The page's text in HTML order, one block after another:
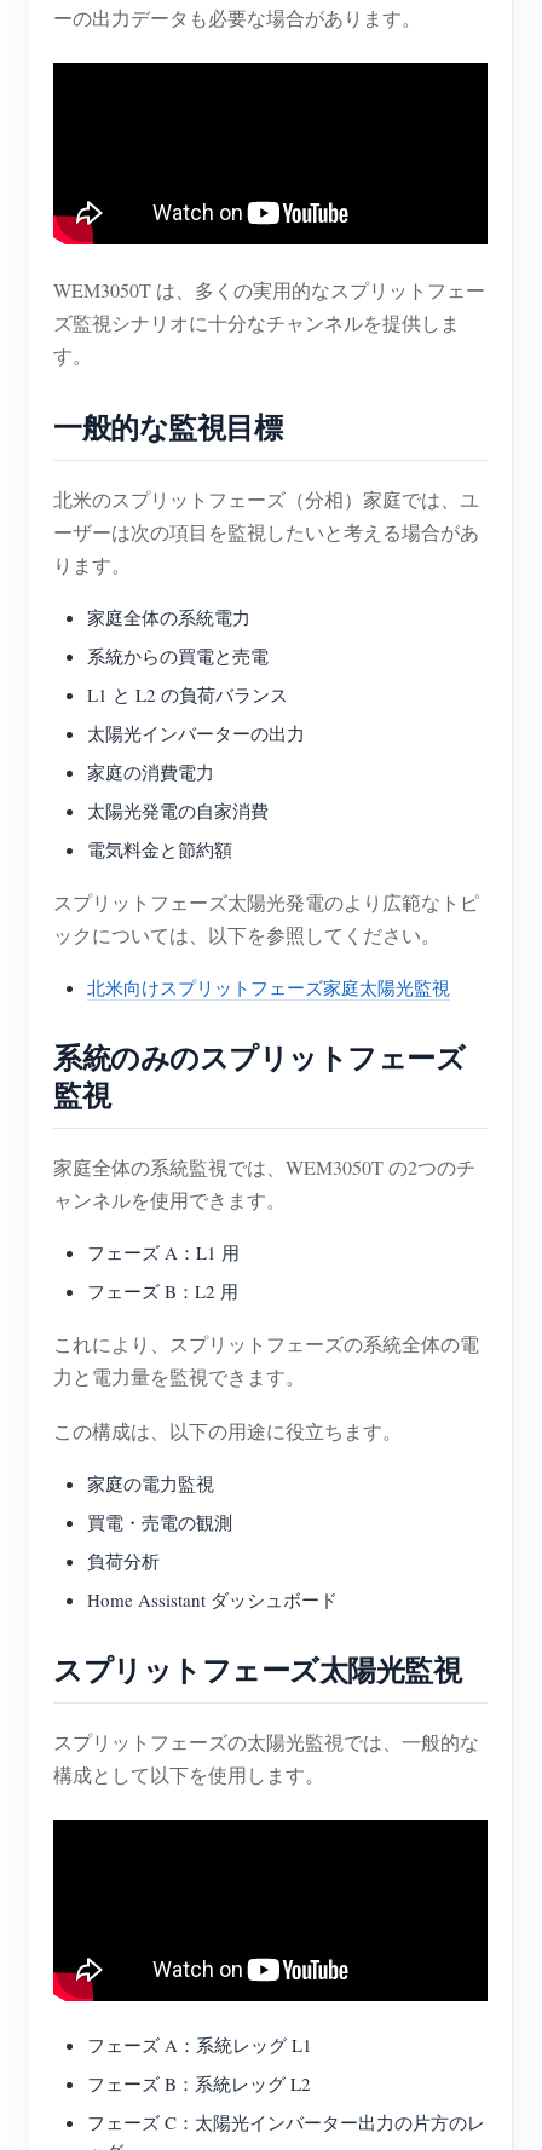
ブログ
App Store
ーの出力データも必要な場合があります。
WEM3050T は、多くの実用的なスプリットフェー
ズ監視シナリオに十分なチャンネルを提供しま
す。
一般的な監視目標
北米のスプリットフェーズ（分相）家庭では、ユ
ーザーは次の項目を監視したいと考える場合があ
ります。
家庭全体の系統電力
系統からの買電と売電
L1 と L2 の負荷バランス
太陽光インバーターの出力
家庭の消費電力
太陽光発電の自家消費
電気料金と節約額
スプリットフェーズ太陽光発電のより広範なトピ
ックについては、以下を参照してください。
北米向けスプリットフェーズ家庭太陽光監視
系統のみのスプリットフェーズ
監視
家庭全体の系統監視では、WEM3050T の2つのチ
ャンネルを使用できます。
フェーズ A：L1 用
フェーズ B：L2 用
これにより、スプリットフェーズの系統全体の電
力と電力量を監視できます。
この構成は、以下の用途に役立ちます。
家庭の電力監視
買電・売電の観測
負荷分析
Home Assistant ダッシュボード
スプリットフェーズ太陽光監視
スプリットフェーズの太陽光監視では、一般的な
構成として以下を使用します。
フェーズ A：系統レッグ L1
フェーズ B：系統レッグ L2
フェーズ C：太陽光インバーター出力の片方のレ